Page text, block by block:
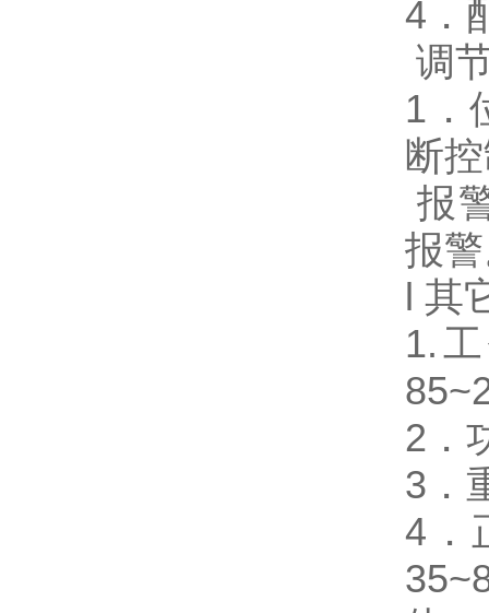
4．
调
1．
断
报
报
l 其
1.
2．
3．
4．